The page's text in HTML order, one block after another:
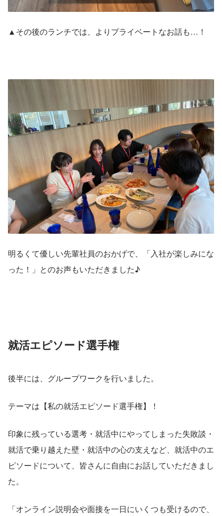
▲その後のランチでは、よりプライベートなお話も…！
明るくて優しい先輩社員のおかげで、「入社が楽しみにな
った！」とのお声もいただきました♪
就活エピソード選手権
後半には、グループワークを行いました。
テーマは【私の就活エピソード選手権】！
印象に残っている選考・就活中にやってしまった失敗談・
就活で乗り越えた壁・就活中の心の支えなど、就活中のエ
ピソードについて、皆さんに自由にお話していただきまし
た。
「オンライン説明会や面接を一日にいくつも受けるので、